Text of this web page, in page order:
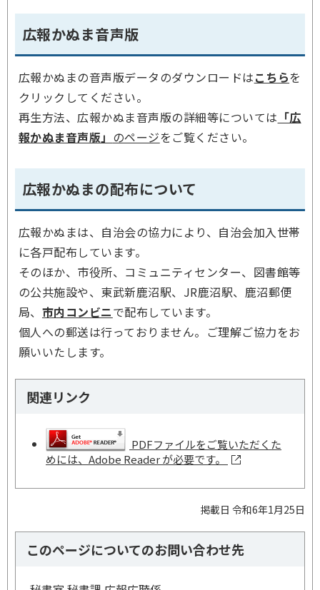
広報かぬま音声版
広報かぬまの音声版データのダウンロードはこちらを
クリックしてください。
再生方法、広報かぬま音声版の詳細等については 「広
報かぬま音声版」 のページをご覧ください。
広報かぬまの配布について
広報かぬまは、自治会の協力により、自治会加入世帯
に各戸配布しています。
そのほか、市役所、コミュニティセンター、図書館等
の公共施設や、東武新鹿沼駅、JR鹿沼駅、鹿沼郵便
局、 市内コンビニで配布しています。
個人への郵送は行っておりません。ご理解ご協力をお
願いいたします。
関連リンク
PDFファイルをご覧いただくた
めには、Adobe Reader が必要です。
掲載日 令和6年1月25日
このページについてのお問い合わせ先